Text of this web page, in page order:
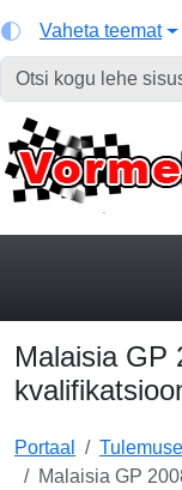
Vaheta teemat
Malaisia GP
Portaal
Malaisia GP